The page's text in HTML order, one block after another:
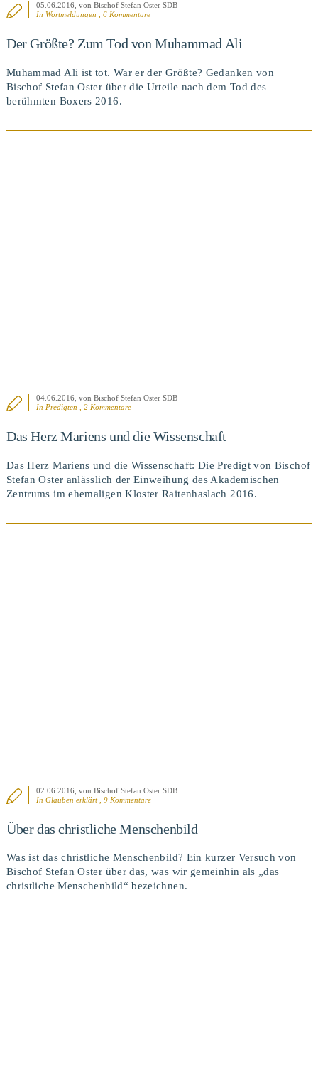
05.06.2016 , von Bischof Stefan Oster SDB
InWortmeldungen , 6 Kommentare
Der Größte? Zum Tod von Muhammad Ali
Muhammad Ali ist tot. War er der Größte? Gedanken von
Bischof Stefan Oster über die Urteile nach dem Tod des
berühmten Boxers 2016.
04.06.2016 , von Bischof Stefan Oster SDB
In Predigten , 2 Kommentare
Das Herz Mariens und die Wissenschaft
Das Herz Mariens und die Wissenschaft: Die Predigt von Bischof
Stefan Oster anlässlich der Einweihung des Akademischen
Zentrums im ehemaligen Kloster Raitenhaslach 2016.
02.06.2016 , von Bischof Stefan Oster SDB
InGlauben erklärt, 9 Kommentare
Über das christliche Menschenbild
Was ist das christliche Menschenbild? Ein kurzer Versuch von
Bischof Stefan Oster über das, was wir gemeinhin als „das
christliche Menschenbild“ bezeichnen.